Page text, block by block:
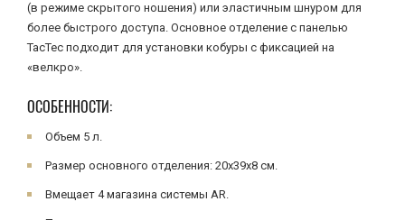
(в режиме скрытого ношения) или эластичным шнуром для
более быстрого доступа. Основное отделение с панелью
TacTec подходит для установки кобуры с фиксацией на
«велкро».
ОСОБЕННОСТИ:
Объем 5 л.
Размер основного отделения: 20x39x8 см.
Вмещает 4 магазина системы AR.